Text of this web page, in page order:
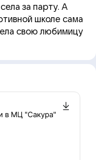
за парту. А
школе сама
свою любимицу
в МЦ "Сакура"